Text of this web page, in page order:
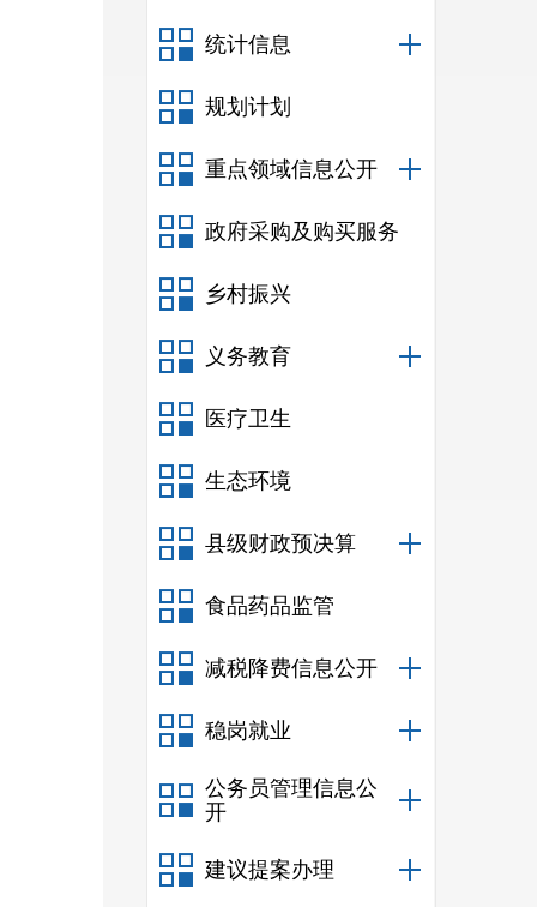
统计信息
规划计划
重点领域信息公开
政府采购及购买服务
乡村振兴
义务教育
医疗卫生
生态环境
县级财政预决算
食品药品监管
减税降费信息公开
稳岗就业
公务员管理信息公
开
建议提案办理